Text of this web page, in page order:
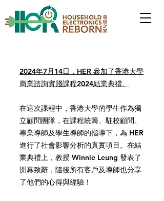
2024年7月14日，HER 參加了香港大學
商業諮詢實踐課程2024結業典禮。
在這次課程中，香港大學的學生作為獨
立顧問團隊，在課程統籌、駐校顧問、
專業導師及學生導師的指導下，為 HER
進行了社會影響分析的真實項目。在結
業典禮上，教授 Winnie Leung 發表了
開幕致辭，隨後所有客戶及導師也分享
了他們的心得與經驗！